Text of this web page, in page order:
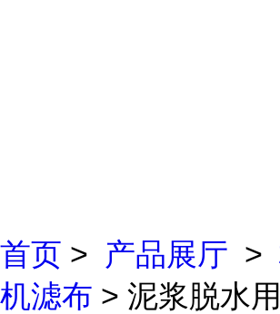
首页 > 产品展厅 >
机滤布 > 泥浆脱水